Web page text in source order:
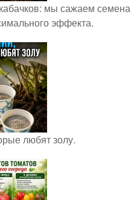
мы сажаем семена
эффекта.
любят золу.